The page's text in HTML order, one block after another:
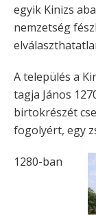
egyik Kinizs
nemzetség
A település a
tagja János
birtokrészét
fogolyért, egy
1280-ban